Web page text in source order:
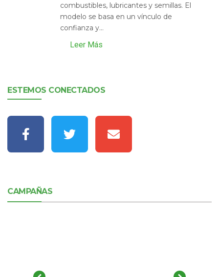
combustibles, lubricantes y semillas. El
modelo se basa en un vínculo de
confianza y...
Leer Más
ESTEMOS CONECTADOS
CAMPAÑAS